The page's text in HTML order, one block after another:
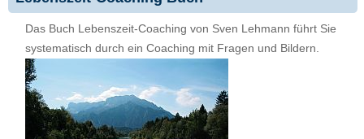
Das Buch Lebenszeit-Coaching von Sven Lehmann führt Sie
systematisch durch ein Coaching mit Fragen und Bildern.